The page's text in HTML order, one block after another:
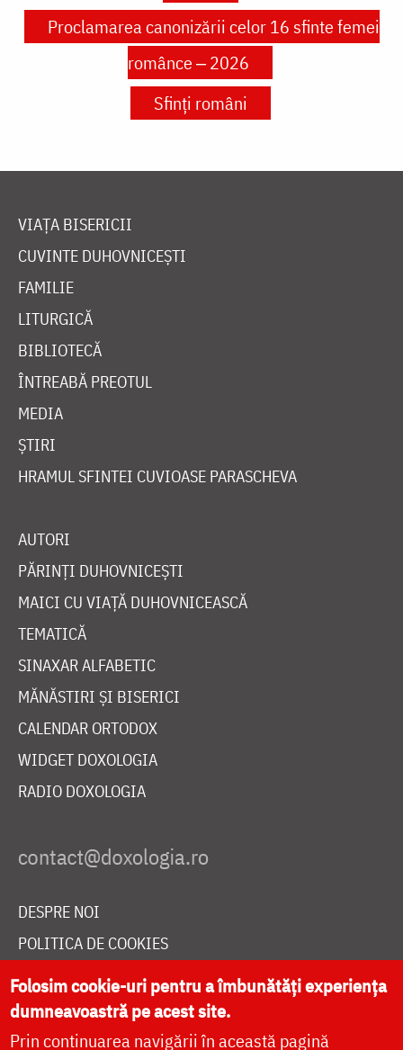
Proclamarea canonizării celor 16 sfinte femei
românce ‒ 2026
Sfinți români
VIAȚA BISERICII
CUVINTE DUHOVNICEȘTI
FAMILIE
LITURGICĂ
BIBLIOTECĂ
ÎNTREABĂ PREOTUL
MEDIA
ȘTIRI
HRAMUL SFINTEI CUVIOASE PARASCHEVA
AUTORI
PĂRINȚI DUHOVNICEȘTI
MAICI CU VIAȚĂ DUHOVNICEASCĂ
TEMATICĂ
SINAXAR ALFABETIC
MĂNĂSTIRI ȘI BISERICI
CALENDAR ORTODOX
WIDGET DOXOLOGIA
RADIO DOXOLOGIA
DESPRE NOI
POLITICA DE COOKIES
DONEAZĂ ONLINE PENTRU CATEDRALA NAȚIONALĂ
LIVE
Folosim cookie-uri pentru a îmbunătăți experiența
dumneavoastră pe acest site.
Prin continuarea navigării în această pagină